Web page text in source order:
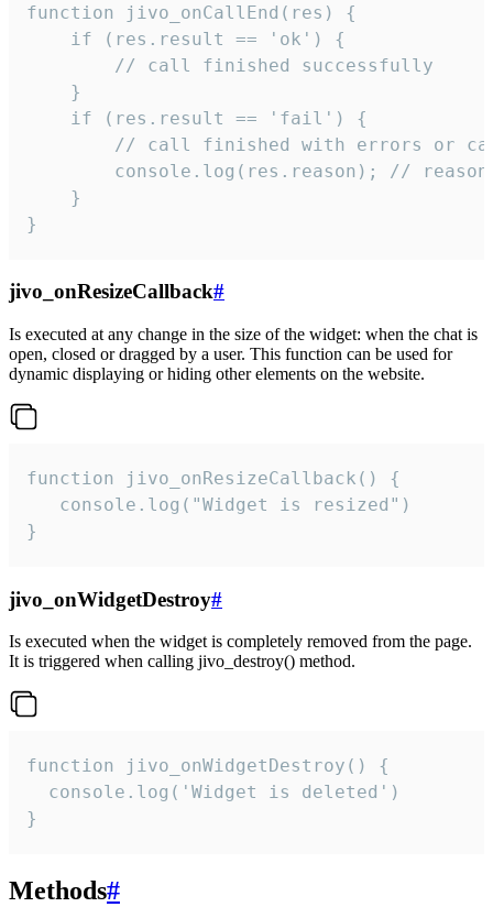
function jivo_onCallEnd(res) {
    if (res.result == 'ok') {
        // call finished successfully
    }
    if (res.result == 'fail') {
// call finished with errors or
console.log(res.reason); //
    }
}
jivo_onResizeCallback#
Is executed at any change in the size of the widget: when the chat is
open, closed or dragged by a user. This function can be used for
dynamic displaying or hiding other elements on the website.
function jivo_onResizeCallback() {
   console.log("Widget is resized")
}
jivo_onWidgetDestroy#
Is executed when the widget is completely removed from the page.
It is triggered when calling jivo_destroy() method.
function jivo_onWidgetDestroy() {
  console.log('Widget is deleted')
}
Methods#